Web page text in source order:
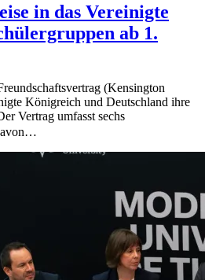
in das Vereinigte
ab 1.
(Kensington
Königreich und Deutschland ihre
Vertrag umfasst sechs